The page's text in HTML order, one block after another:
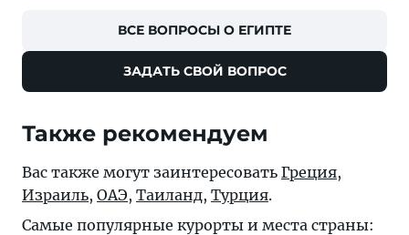
ВСЕ ВОПРОСЫ О ЕГИПТЕ
ЗАДАТЬ СВОЙ ВОПРОС
Также рекомендуем
Вас также могут заинтересовать Греция,
Израиль, ОАЭ, Таиланд, Турция.
Самые популярные курорты и места страны: